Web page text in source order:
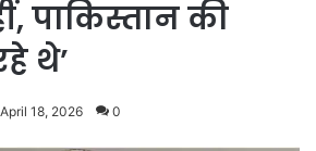
पाकिस्तान की
थे’
April 18, 2026 0